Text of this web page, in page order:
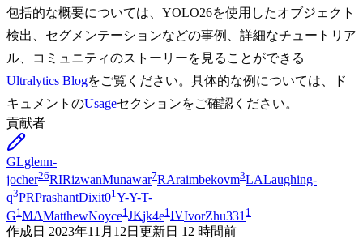
包括的な概要については、YOLO26を使用したオブジェクト
検出、セグメンテーションなどの事例、詳細なチュートリア
ル、コミュニティのストーリーを見ることができる
Ultralytics Blogをご覧ください。具体的な例については、ド
キュメントのUsageセクションをご確認ください。
貢献者
GLglenn-
jocher26RIRizwanMunawar7RAraimbekovm3LALaughing-
q3PRPrashantDixit01 Y-Y-T-
G1 MAMatthewNoyce1 JKjk4e1 IVIvorZhu331 1
作成日 2023年11月12日 更新日 12 時間前